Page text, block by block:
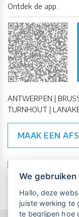
Ontdek de app.
ANTWERPEN |
TURNHOUT |
MAAK EEN
🇪🇺 🇧🇪
We gebruiken
Hallo, deze
juiste werking te
te begrijpen hoe
Vrijblijvende
een persoonlijke